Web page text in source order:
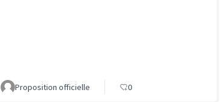
Proposition officielle 0